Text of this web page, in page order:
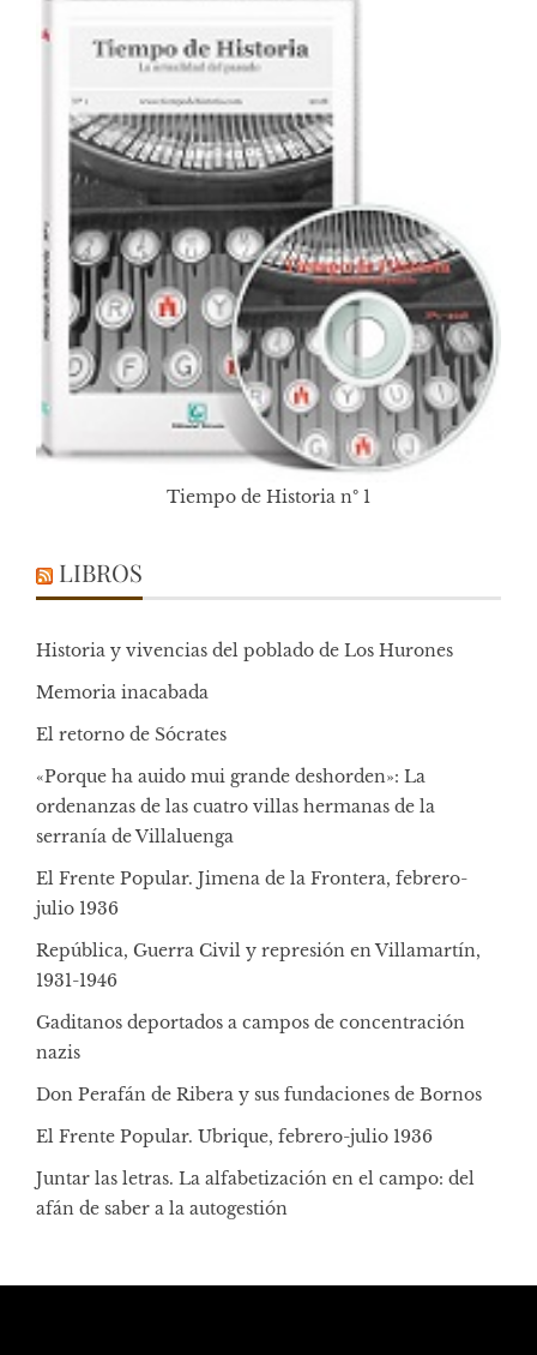
Tiempo de Historia nº 1
LIBROS
Historia y vivencias del poblado de Los Hurones
Memoria inacabada
El retorno de Sócrates
«Porque ha auido mui grande deshorden»: La
ordenanzas de las cuatro villas hermanas de la
serranía de Villaluenga
El Frente Popular. Jimena de la Frontera, febrero-
julio 1936
República, Guerra Civil y represión en Villamartín,
1931-1946
Gaditanos deportados a campos de concentración
nazis
Don Perafán de Ribera y sus fundaciones de Bornos
El Frente Popular. Ubrique, febrero-julio 1936
Juntar las letras. La alfabetización en el campo: del
afán de saber a la autogestión